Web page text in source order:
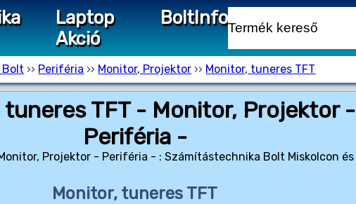
Laptop
Akció
BoltInfo
›› Periféria ›› Monitor, Projektor ›› Monitor, tuneres TFT
tuneres TFT - Monitor, Projektor -
Periféria -
Projektor - Periféria - : Számítástechnika Bolt Miskolcon és
Monitor, tuneres TFT